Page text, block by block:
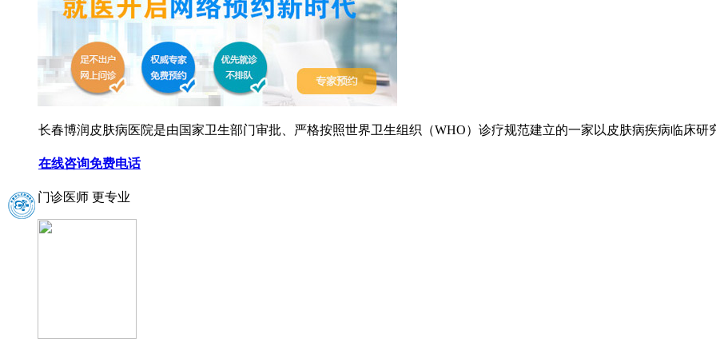
长春博润皮肤病医院是由国家卫生部门审批、严格按照世界卫生组织（WHO）诊疗规范建立的一家以皮肤病疾病临床研
在线咨询免费电话
门诊医师 更专业